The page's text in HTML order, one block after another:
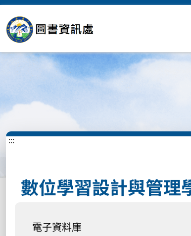
:::
數位學習設計與管理
電子資料庫